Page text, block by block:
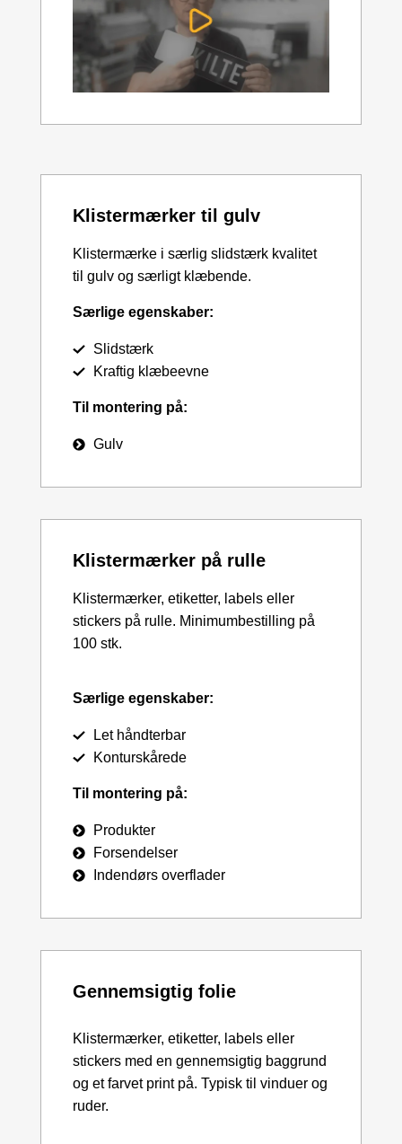
Klistermærker til gulv
Klistermærke i særlig slidstærk kvalitet
til gulv og særligt klæbende.
Særlige egenskaber:
Slidstærk
Kraftig klæbeevne
Til montering på:
Gulv
Klistermærker på rulle
Klistermærker, etiketter, labels eller
stickers på rulle. Minimumbestilling på
100 stk.
Særlige egenskaber:
Let håndterbar
Konturskårede
Til montering på:
Produkter
Forsendelser
Indendørs overflader
Gennemsigtig folie
Klistermærker, etiketter, labels eller
stickers med en gennemsigtig baggrund
og et farvet print på. Typisk til vinduer og
ruder.